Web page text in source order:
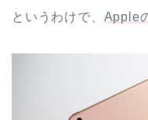
というわけで、 Apple